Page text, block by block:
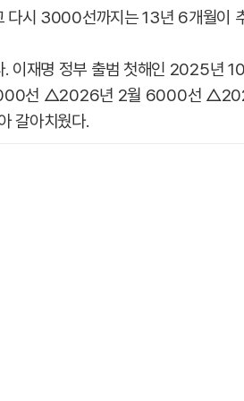
시 3000선까지는 13년 6개월이
이재명 정부 출범 첫해인 2025년
선 △2026년 2월 6000선
갈아치웠다.